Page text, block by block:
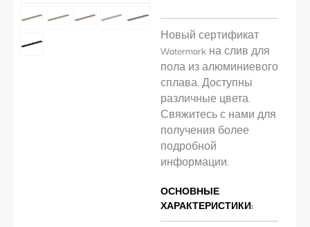
Новый сертификат
Watermark на слив для
пола из алюминиевого
сплава. Доступны
различные цвета.
Свяжитесь с нами для
получения более
подробной
информации.
ОСНОВНЫЕ
ХАРАКТЕРИСТИКИ: